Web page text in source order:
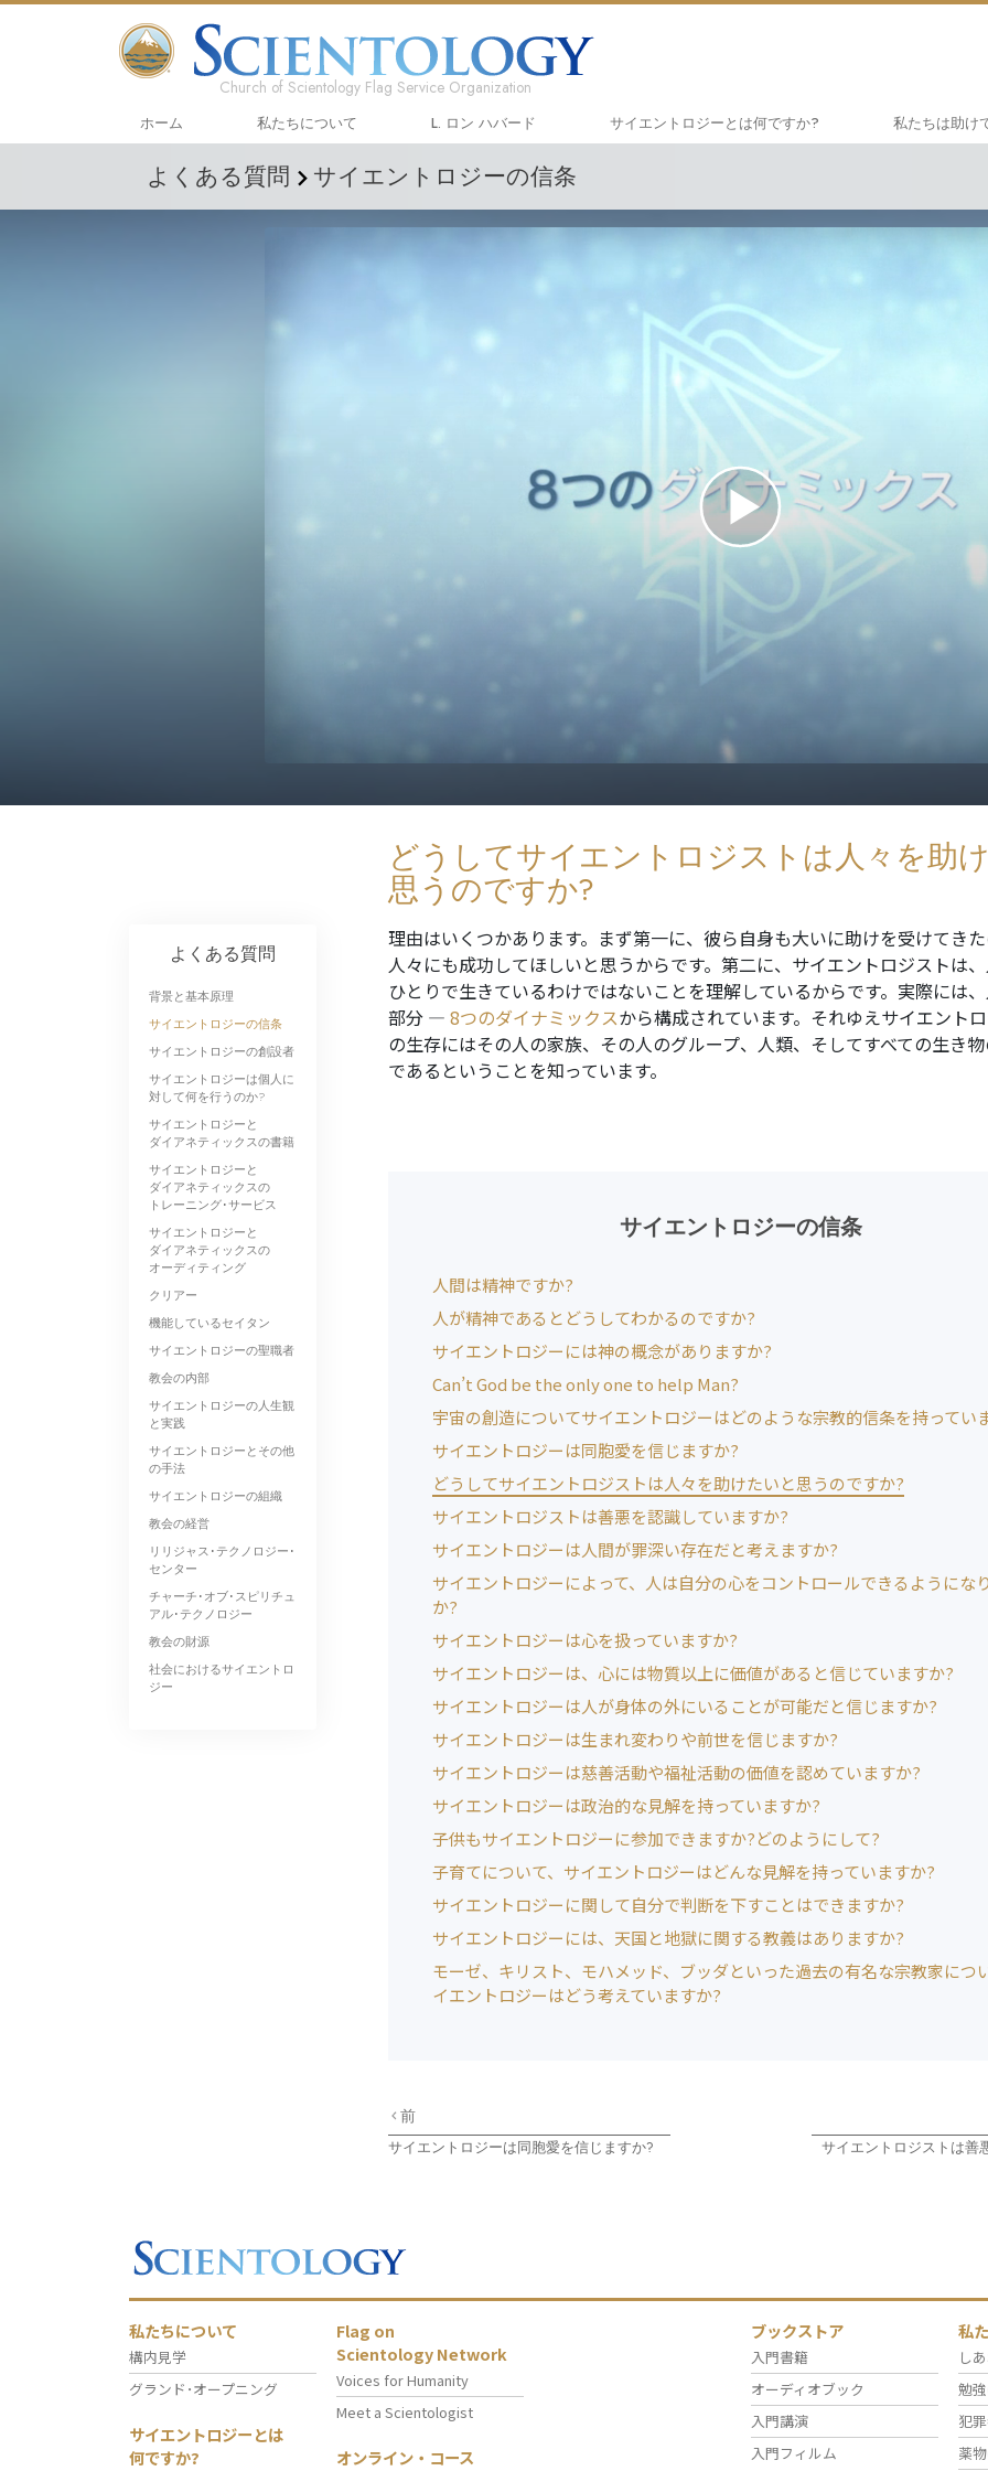
Church of Scientology Flag Service Organization
ホーム 私たちについて L. ロン ハバード サイエントロジーとは何ですか?
サイエントロジーの信条と規律
サイエントロジストに会いましょう
教会の内部
サイエントロジーの基本原理
ダイアネティックスの紹介
愛と憎しみ ―
偉大さとは何か?
私たちは助け
アプライド･
サイエントロ
スター
オ
一
よくある質問 サイエントロジーの信条
どうしてサイエントロジストは人々を助
思うのですか?
理由はいくつかあります。まず第一に、彼ら自身も大いに助けを受けてき
人々にも成功してほしいと思うからです。第二に、サイエントロジストは
ひとりで生きているわけではないことを理解しているからです。実際には
部分 ― 8つのダイナミックスから構成されています。それゆえサイエント
の生存にはその人の家族、その人のグループ、人類、そしてすべての生き
であるということを知っています。
サイエントロジーの信条
人間は精神ですか?
人が精神であるとどうしてわかるのですか?
サイエントロジーには神の概念がありますか?
Can’t God be the only one to help Man?
宇宙の創造についてサイエントロジーはどのような宗教的信条を持ってい
サイエントロジーは同胞愛を信じますか?
どうしてサイエントロジストは人々を助けたいと思うのですか?
サイエントロジストは善悪を認識していますか?
サイエントロジーは人間が罪深い存在だと考えますか?
サイエントロジーによって、人は自分の心をコントロールできるようにな
か?
サイエントロジーは心を扱っていますか?
サイエントロジーは、心には物質以上に価値があると信じていますか?
サイエントロジーは人が身体の外にいることが可能だと信じますか?
サイエントロジーは生まれ変わりや前世を信じますか?
サイエントロジーは慈善活動や福祉活動の価値を認めていますか?
サイエントロジーは政治的な見解を持っていますか?
子供もサイエントロジーに参加できますか?どのようにして?
子育てについて、サイエントロジーはどんな見解を持っていますか?
サイエントロジーに関して自分で判断を下すことはできますか?
サイエントロジーには、天国と地獄に関する教義はありますか?
モーゼ、キリスト、モハメッド、ブッダといった過去の有名な宗教家につ
イエントロジーはどう考えていますか?
前
サイエントロジーは同胞愛を信じますか? サイエントロジストは善
よくある質問
背景と基本原理
サイエントロジーの信条
サイエントロジーの創設者
サイエントロジーは個人に
対して何を行うのか?
サイエントロジーと
ダイアネティックスの書籍
サイエントロジーと
ダイアネティックスの
トレーニング･サービス
サイエントロジーと
ダイアネティックスの
オーディティング
クリアー
機能しているセイタン
サイエントロジーの聖職者
教会の内部
サイエントロジーの人生観
と実践
サイエントロジーとその他
の手法
サイエントロジーの組織
教会の経営
リリジャス･テクノロジー･
センター
チャーチ･オブ･スピリチュ
アル･テクノロジー
教会の財源
社会におけるサイエントロ
ジー
私たちについて
構内見学
グランド･オープニング
サイエントロジーとは
何ですか?
Flag on
Scientology Network
Voices for Humanity
Meet a Scientologist
オンライン・コース
ブックストア
入門書籍
オーディオブック
入門講演
入門フィルム
私
し
勉
犯
薬